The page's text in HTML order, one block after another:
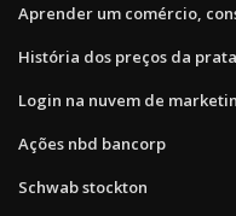
Aprender um comércio,
História dos preços da
Login na nuvem de
Ações nbd bancorp
Schwab stockton